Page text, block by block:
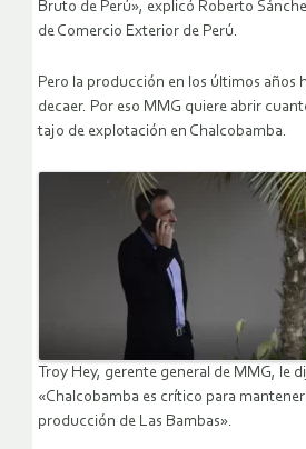
Bruto de Perú», explicó Roberto
de Comercio Exterior de Perú.
Pero la producción en los últimos años
decaer. Por eso MMG quiere abrir
tajo de explotación en Chalcobamba.
Troy Hey, gerente general de MMG, le
«Chalcobamba es crítico para
producción de Las Bambas».